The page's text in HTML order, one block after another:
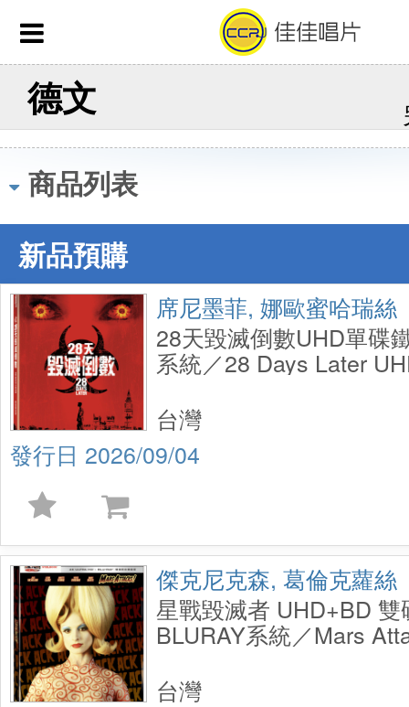
德文
商品列表
新品預購
席尼墨菲, 娜歐蜜哈瑞絲
28天毀滅倒數UHD單碟
系統／28 Days Later
2026/09/04
台灣
傑克尼克森, 葛倫克蘿絲
星戰毀滅者 UHD+BD
BLURAY系統／Mars
台灣